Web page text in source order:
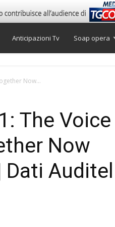
Anticipazioni Tv Soap opera
Now...
The Voice
Now
Auditel